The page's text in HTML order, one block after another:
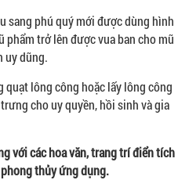
sang phú quý mới được dùng hình
phẩm trở lên được vua ban cho mũ
uy dũng.
lông công hoặc lấy lông công
cho uy quyền, hồi sinh và gia
với các hoa văn, trang trí điển tích
thủy ứng dụng.